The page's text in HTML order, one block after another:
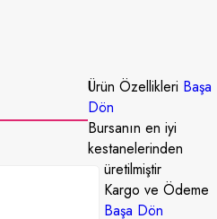
Ürün Özellikleri Başa
Dön
Bursanın en iyi
kestanelerinden
üretilmiştir
Kargo ve Ödeme
Başa Dön